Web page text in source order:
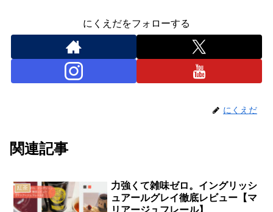
にくえだをフォローする
にくえだ
関連記事
紅茶
力強くて雑味ゼロ。イングリッシ
ュアールグレイ徹底レビュー【マ